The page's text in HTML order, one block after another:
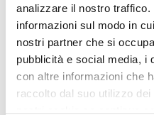
analizzare il nostro traffico.
informazioni sul modo in
nostri partner che si
pubblicità e social media, i
con altre informazioni che
raccolto dal suo utilizzo